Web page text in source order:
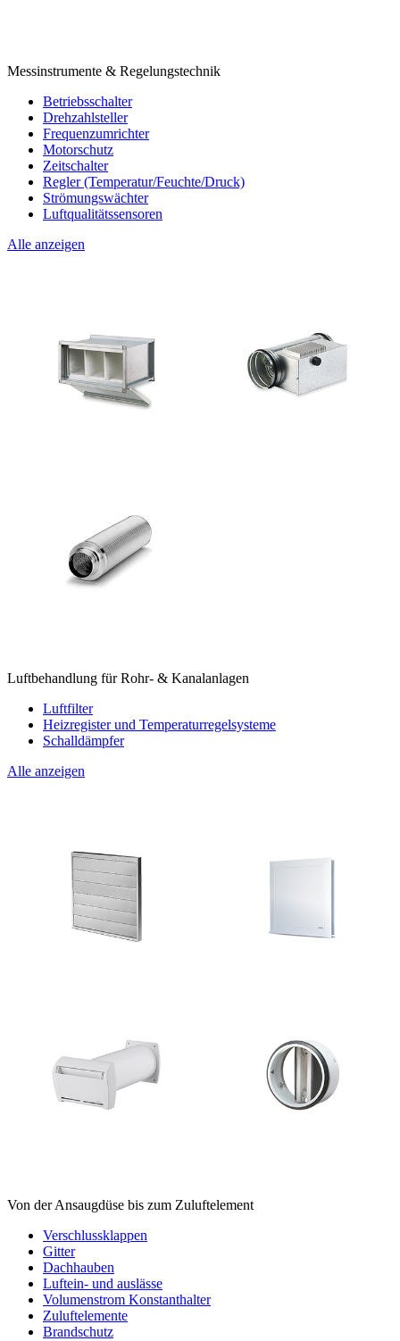
Messinstrumente & Regelungstechnik
Betriebsschalter
Drehzahlsteller
Frequenzumrichter
Motorschutz
Zeitschalter
Regler (Temperatur/Feuchte/Druck)
Strömungswächter
Luftqualitätssensoren
Alle anzeigen
Luftbehandlung für Rohr- & Kanalanlagen
Luftfilter
Heizregister und Temperaturregelsysteme
Schalldämpfer
Alle anzeigen
Von der Ansaugdüse bis zum Zuluftelement
Verschlussklappen
Gitter
Dachhauben
Luftein- und auslässe
Volumenstrom Konstanthalter
Zuluftelemente
Brandschutz